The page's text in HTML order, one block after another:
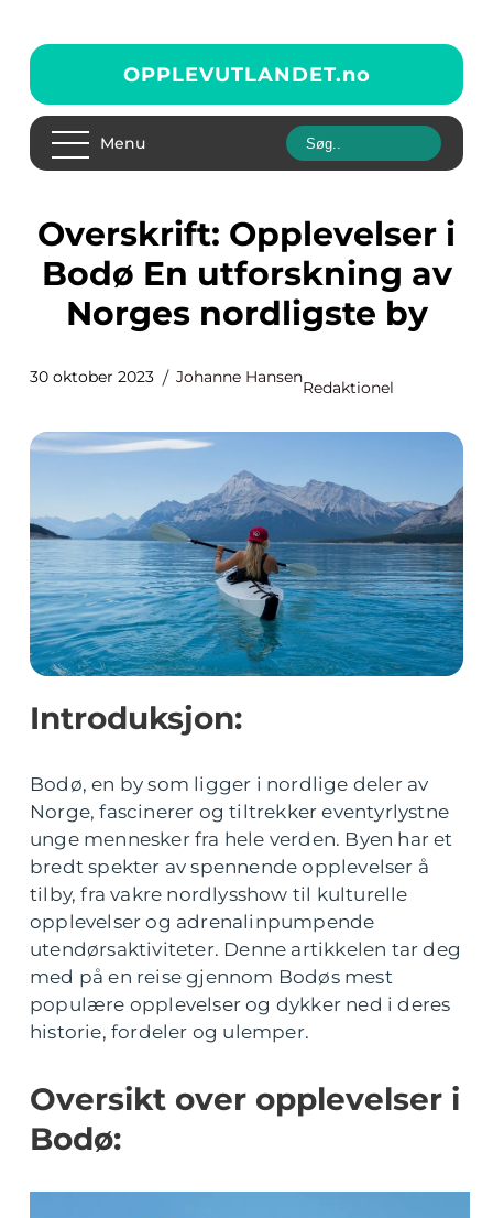
OPPLEVUTLANDET.no
Menu
Overskrift: Opplevelser i
Bodø En utforskning av
Norges nordligste by
30 oktober 2023 Johanne Hansen
Redaktionel
Introduksjon:
Bodø, en by som ligger i nordlige deler av
Norge, fascinerer og tiltrekker eventyrlystne
unge mennesker fra hele verden. Byen har et
bredt spekter av spennende opplevelser å
tilby, fra vakre nordlysshow til kulturelle
opplevelser og adrenalinpumpende
utendørsaktiviteter. Denne artikkelen tar deg
med på en reise gjennom Bodøs mest
populære opplevelser og dykker ned i deres
historie, fordeler og ulemper.
Oversikt over opplevelser i
Bodø: